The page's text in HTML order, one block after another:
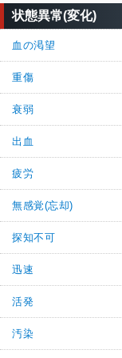
状態異常(変化)
血の渇望
重傷
衰弱
出血
疲労
無感覚(忘却)
探知不可
迅速
活発
汚染